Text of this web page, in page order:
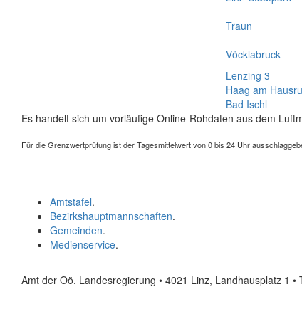
Traun
Vöcklabruck
Lenzing 3
Haag am
Bad Ischl
Es handelt sich um vorläufige Online-Rohdaten aus dem
Für die Grenzwertprüfung ist der Tagesmittelwert von 0 bis 24 Uhr
Amtstafel.
Bezirkshauptmannschaften.
Gemeinden.
Medienservice.
Amt der Oö. Landesregierung • 4021 Linz, Landhausplatz 1 •